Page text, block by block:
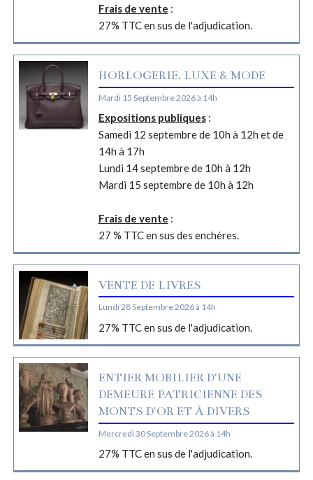
Frais de vente :
27% TTC en sus de l'adjudication.
HORLOGERIE, LUXE & MODE
Mardi 15 Septembre 2026 à 14h
Expositions publiques:
Samedi 12 septembre de 10h à 12h et de
14h à 17h
Lundi 14 septembre de 10h à 12h
Mardi 15 septembre de 10h à 12h
Frais de vente :
27 % TTC en sus des enchères.
VENTE DE LIVRES
Lundi 28 Septembre 2026 à 14h
27% TTC en sus de l'adjudication.
ENTIER MOBILIER D'UNE
DEMEURE PATRICIENNE DES
MONTS D'OR ET À DIVERS
Mercredi 30 Septembre 2026 à 14h
27% TTC en sus de l'adjudication.